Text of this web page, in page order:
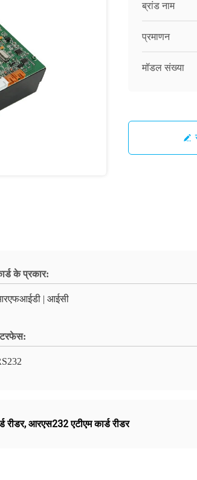
ब्रांड नाम
प्रमाणन
मॉडल संख्या
के प्रकार:
| आईसी
रीडर,आरएस232 एटीएम कार्ड रीडर